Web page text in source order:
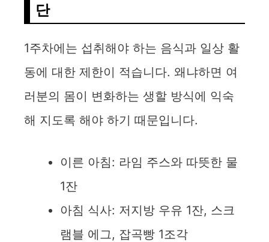
단
1주차에는 섭취해야 하는 음식과 일상 활
동에 대한 제한이 적습니다. 왜냐하면 여
러분의 몸이 변화하는 생할 방식에 익숙
해 지도록 해야 하기 때문입니다.
이른 아침: 라임 주스와 따뜻한 물
1잔
아침 식사: 저지방 우유 1잔, 스크
램블 에그, 잡곡빵 1조각